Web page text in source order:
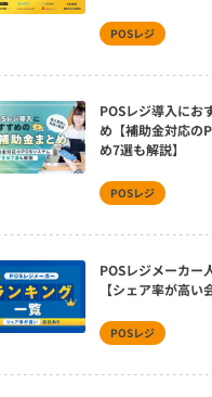
POSレジ
POSレジ導入にお
め【補助金対応の
め7選も解説】
POSレジ
POSレジメーカー
【シェア率が高い
POSレジ